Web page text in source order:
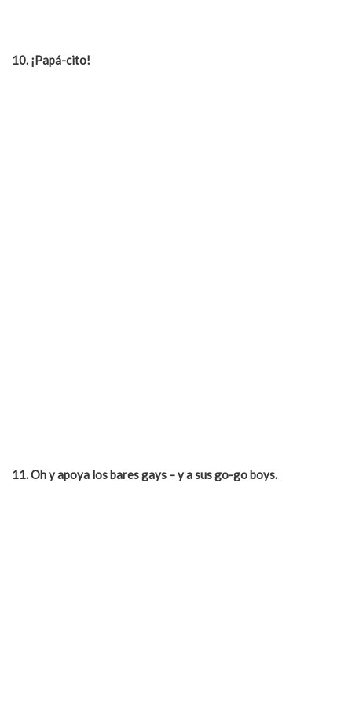
10. ¡Papá-cito!
11. Oh y apoya los bares gays – y a sus go-go boys.